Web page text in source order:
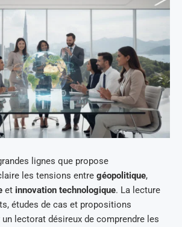
lignes que propose
les tensions entre géopolitique,
et innovation technologique. La lecture
études de cas et propositions
lectorat désireux de comprendre les